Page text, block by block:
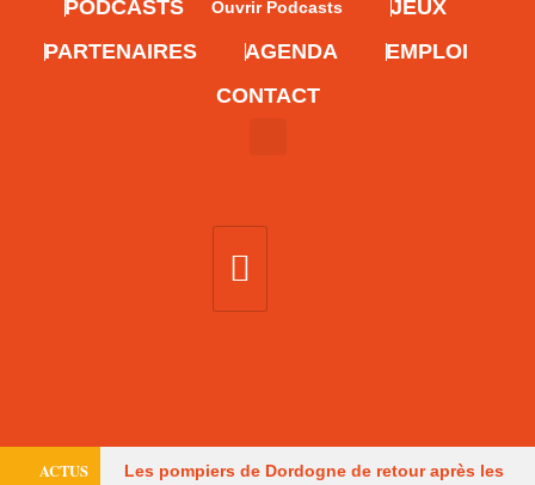
PODCASTS
Ouvrir Podcasts
JEUX
PARTENAIRES
AGENDA
EMPLOI
CONTACT
ACTUS Les pompiers de Dordogne de retour après les